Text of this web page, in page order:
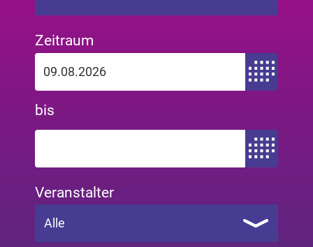
Zeitraum
Zeitraum von
bis
Zeitraum bis
Veranstalter
Alle